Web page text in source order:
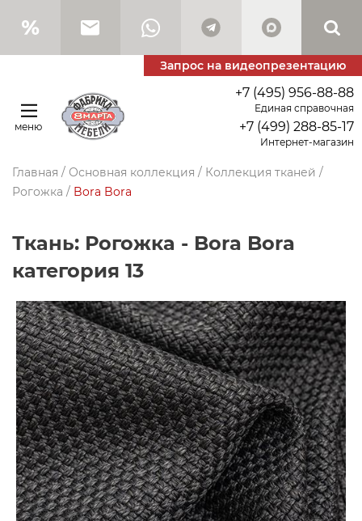
Запрос на видеопрезентацию
меню
+7 (495) 956-88-88
Единая справочная
+7 (499) 288-85-17
Интернет-магазин
Главная / Основная коллекция / Коллекция тканей /
Рогожка / Bora Bora
Ткань: Рогожка - Bora Bora
категория 13